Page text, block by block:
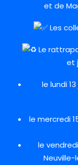
et de
Les
Le
et
le lundi
le mercredi
le